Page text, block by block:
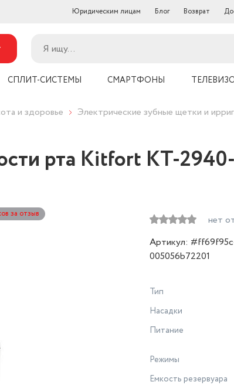
Юридическим лицам Блог Возврат
СПЛИТ-СИСТЕМЫ СМАРТФОНЫ
и здоровье Электрические зубные щетки и
рта Kitfort КТ-
за отзыв
нет
Артикул:
005056b72201
Тип
Насадки
Питание
Режимы
Емкость резервуара